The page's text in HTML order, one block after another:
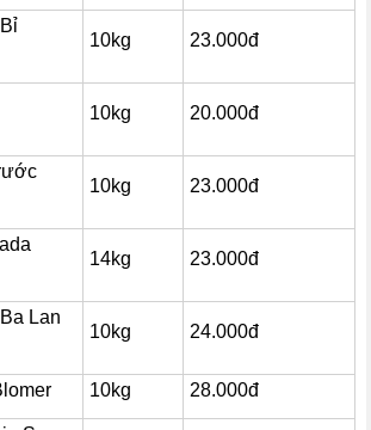
10kg 23.000đ
10kg 20.000đ
10kg 23.000đ
14kg 23.000đ
Lan
10kg 24.000đ
10kg 28.000đ